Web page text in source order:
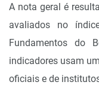
A nota geral é
avaliados no
Fundamentos do
indicadores usam
oficiais e de